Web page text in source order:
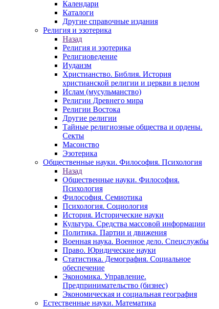
Календари
Каталоги
Другие справочные издания
Религия и эзотерика
Назад
Религия и эзотерика
Религиоведение
Иудаизм
Христианство. Библия. История
христианской религии и церкви в целом
Ислам (мусульманство)
Религии Древнего мира
Религии Востока
Другие религии
Тайные религиозные общества и ордены.
Секты
Масонство
Эзотерика
Общественные науки. Философия. Психология
Назад
Общественные науки. Философия.
Психология
Философия. Семиотика
Психология. Социология
История. Исторические науки
Культура. Средства массовой информации
Политика. Партии и движения
Военная наука. Военное дело. Спецслужбы
Право. Юридические науки
Статистика. Демография. Социальное
обеспечение
Экономика. Управление.
Предпринимательство (бизнес)
Экономическая и социальная география
Естественные науки. Математика